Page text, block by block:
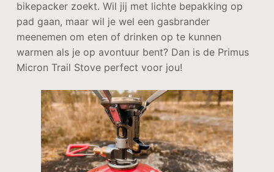
bikepacker zoekt. Wil jij met lichte bepakking op
pad gaan, maar wil je wel een gasbrander
meenemen om eten of drinken op te kunnen
warmen als je op avontuur bent? Dan is de Primus
Micron Trail Stove perfect voor jou!